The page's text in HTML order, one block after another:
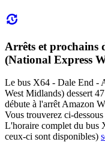
Arrêts et prochains
(National Express
Le bus X64 - Dale End -
West Midlands) dessert
débute à l'arrêt Amazon
Vous trouverez ci-
L'horaire complet du bus
ceux-ci sont disponibles)